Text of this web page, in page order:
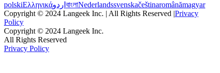
polskiΕλληνικάاردو বাংলাNederlandssvenskačeštinaromânămagyar
Copyright © 2024 Langeek Inc. | All Rights Reserved |Privacy
Policy
Copyright © 2024 Langeek Inc.
All Rights Reserved
Privacy Policy